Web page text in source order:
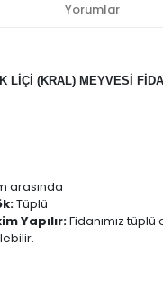
Yorumlar
LİÇİ (KRAL) MEYVESİ
arasında
Tüplü
Yapılır:Fidanımız